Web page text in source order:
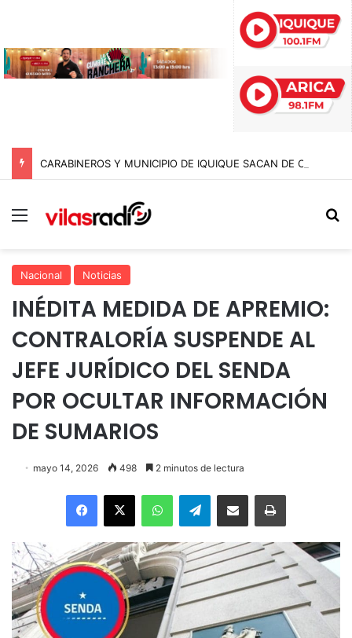
Menú
Nacional Noticias
INÉDITA MEDIDA DE APREMIO:
CONTRALORÍA SUSPENDE AL
JEFE JURÍDICO DEL SENDA
POR OCULTAR INFORMACIÓN
DE SUMARIOS
mayo 14, 2026 498 2 minutos de lectura
Facebook
X WhatsAppTelegramEnviar vía email Imprimir